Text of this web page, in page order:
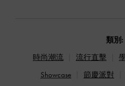
類別:
時尚潮流
流行直擊
Showcase
節慶派對